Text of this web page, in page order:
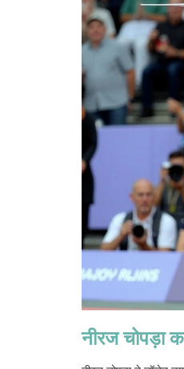
नीरज चोपड़ा